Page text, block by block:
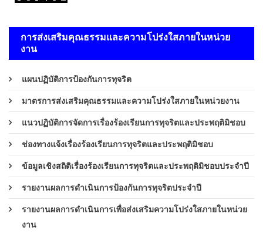
การส่งเสริมคุณธรรมและความโปร่งใสภายในหน่วย
งาน
แผนปฏิบัติการป้องกันการทุจริต
มาตรการส่งเสริมคุณธรรมและความโปร่งใสภายในหน่วยงาน
แนวปฏิบัติการจัดการเรื่องร้องเรียนการทุจริตและประพฤติมิชอบ
ช่องทางแจ้งเรื่องร้องเรียนการทุจริตและประพฤติมิชอบ
ข้อมูลเชิงสถิติเรื่องร้องเรียนการทุจริตและประพฤติมิชอบประจำปี
รายงานผลการดำเนินการป้องกันการทุจริตประจำปี
รายงานผลการดำเนินการเพื่อส่งเสริมความโปร่งใสภายในหน่วย
งาน